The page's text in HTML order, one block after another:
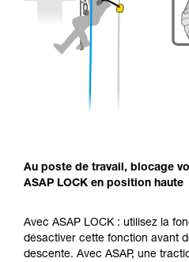
Au poste de travail, blocage
ASAP LOCK en position haute
Avec ASAP LOCK : utilisez la
désactiver cette fonction avant
descente. Avec ASAP, une